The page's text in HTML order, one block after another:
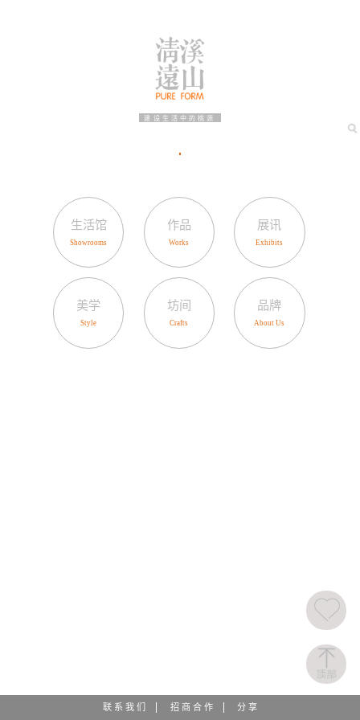
建设生活中的桃源
生活馆 作品 展讯
美学 坊间 品牌
联 系 我 们 招 商 合 作 分 享